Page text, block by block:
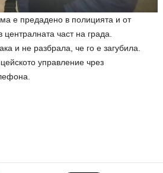
е предадено в полицията и от
част на града.
и не разбрала, че го е загубила.
управление чрез